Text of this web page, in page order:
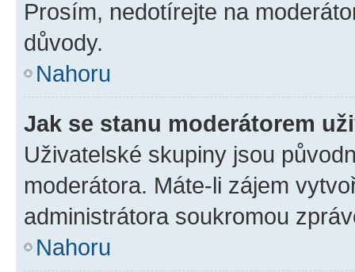
Prosím, nedotírejte na
důvody.
Nahoru
Jak se stanu moderátorem
Uživatelské skupiny jsou
moderátora. Máte-li zájem
administrátora soukromou
Nahoru